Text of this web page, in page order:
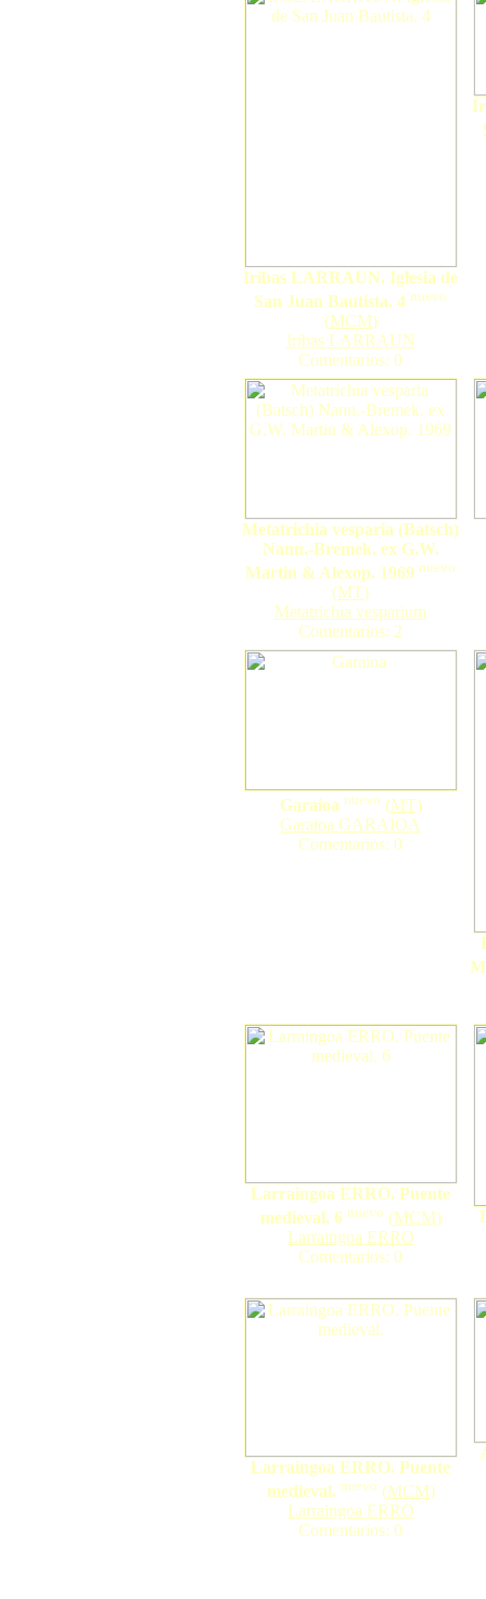
Iribas LARRAUN. Iglesia de
San Juan Bautista. 4 nuevo
(MCM)
Iribas LARRAUN
Comentarios: 0
Metatrichia vesparia (Batsch)
Nann.-Bremek. ex G.W.
Martin & Alexop. 1969 nuevo
(MT)
Metatrichia vesparium
Comentarios: 2
Garaioa nuevo (MT)
Garaioa GARAIOA
Comentarios: 0
Larraingoa ERRO. Puente
medieval. 6 nuevo (MCM)
Larraingoa ERRO
Comentarios: 0
Larraingoa ERRO. Puente
medieval. nuevo (MCM)
Larraingoa ERRO
Comentarios: 0